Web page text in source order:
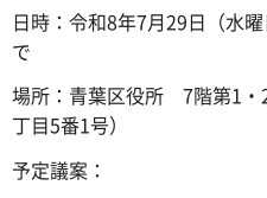
日時：令和8年7月29日（水
で
場所：青葉区役所 7階第1・
丁目5番1号）
予定議案：